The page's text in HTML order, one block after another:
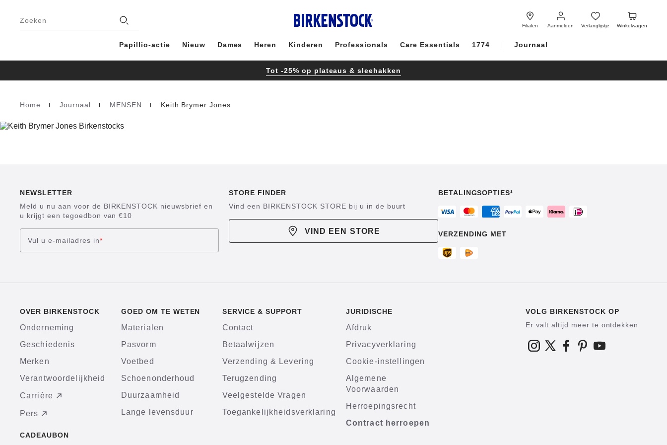
Zoeken
Filialen Aanmelden
Aanmelden
Verlanglijstje
Verlanglijstje
Winkelwagen
Winkelwagen
Papillio-actie Nieuw Dames Heren Kinderen Professionals Care Essentials 1774 Journaal
Tot -25% op plateaus & sleehakken
Homepage
Home Journaal MENSEN Keith Brymer Jones
NEWSLETTER
Meld u nu aan voor de BIRKENSTOCK nieuwsbrief en
u krijgt een tegoedbon van €10
Vul u e-mailadres in*
STORE FINDER
Vind een BIRKENSTOCK STORE bij u in de buurt
VIND EEN STORE
BETALINGSOPTIES¹
VERZENDING MET
OVER BIRKENSTOCK
Onderneming
Geschiedenis
Merken
Verantwoordelijkheid
Carrière
Pers
GOED OM TE WETEN
Materialen
Pasvorm
Voetbed
Schoenonderhoud
Duurzaamheid
Lange levensduur
SERVICE & SUPPORT
Contact
Betaalwijzen
Verzending & Levering
Terugzending
Veelgestelde Vragen
Toegankelijkheidsverklaring
JURIDISCHE
Afdruk
Privacyverklaring
Cookie-instellingen
Algemene
Voorwaarden
Herroepingsrecht
Contract herroepen
CADEAUBON
VOLG BIRKENSTOCK OP
Er valt altijd meer te ontdekken